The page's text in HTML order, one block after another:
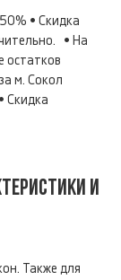
• Скидка
• На
остатков
м. Сокол
Скидка
И
Также для